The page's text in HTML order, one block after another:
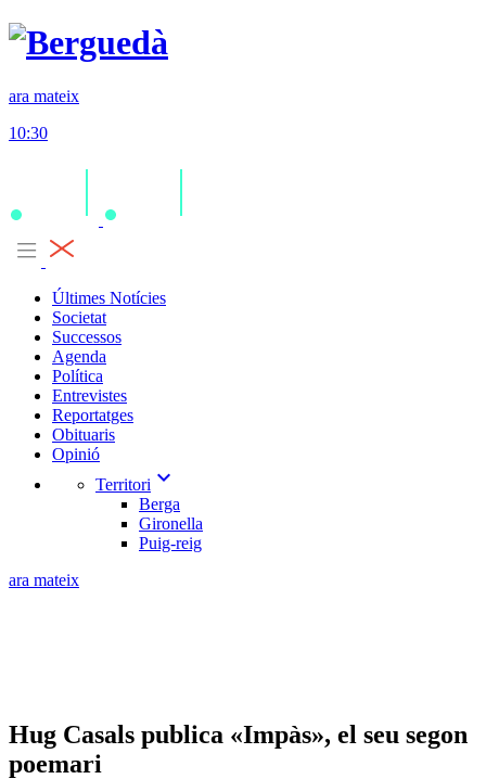
ara mateix
10:30
Últimes Notícies
Societat
Successos
Agenda
Política
Entrevistes
Reportatges
Obituaris
Opinió
Territori expand_more
Berga
Gironella
Puig-reig
ara mateix
Hug Casals publica «Impàs», el seu segon
poemari